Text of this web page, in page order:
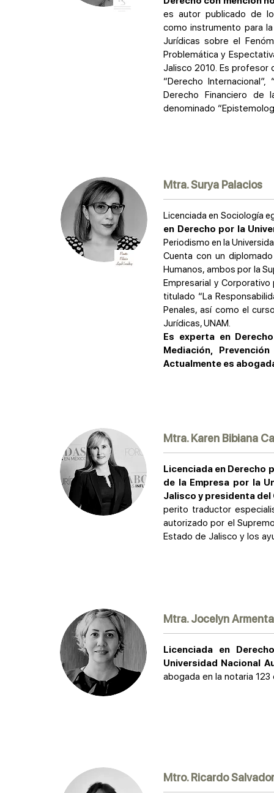
es autor publicado de
como instrumento para
Jurídicas sobre el
Problemática y
Jalisco 2010. Es profesor
“Derecho
Derecho Financiero de
denominado
Mtra. Surya Palacios
Licenciada en Sociología
en Derecho por la
Periodismo en la
Cuenta con un
Humanos, ambos por la
Empresarial y
titulado “La
Penales, así como el
Jurídicas, UNAM.
Es experta en
Mediación,
Actualmente es
Mtra. Karen Bibiana
Licenciada en Derecho
de la Empresa por la
Jalisco y presidenta
perito traductor
autorizado por el
Estado de Jalisco y los
Mtra. Jocelyn
Licenciada en
Universidad Nacional
abogada en la notaria 123
Mtro. Ricardo